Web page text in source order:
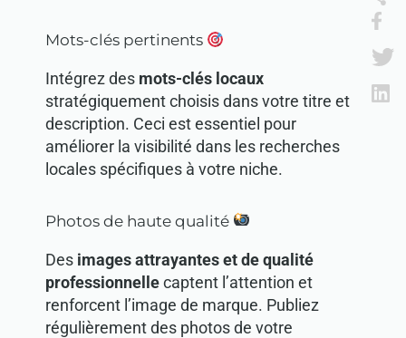
Mots-clés pertinents
Intégrez des mots-clés locaux
stratégiquement choisis dans votre titre et
description. Ceci est essentiel pour
améliorer la visibilité dans les recherches
locales spécifiques à votre niche.
Photos de haute qualité
Des images attrayantes et de qualité
professionnellecaptent l’attention et
renforcent l’image de marque. Publiez
régulièrement des photos de votre